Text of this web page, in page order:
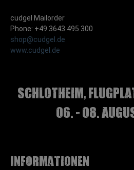
cudgel Mailorder
Phone: +49 3643 495 300
shop@cudgel.de
www.cudgel.de
Schlotheim,
06. - 08.
Informationen